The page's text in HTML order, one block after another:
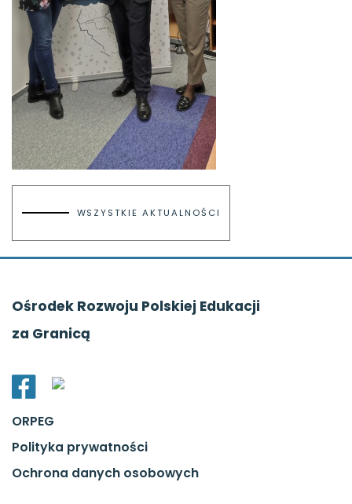
WSZYSTKIE AKTUALNOŚCI
Ośrodek Rozwoju Polskiej Edukacji
za Granicą
ORPEG
Polityka prywatności
Ochrona danych osobowych